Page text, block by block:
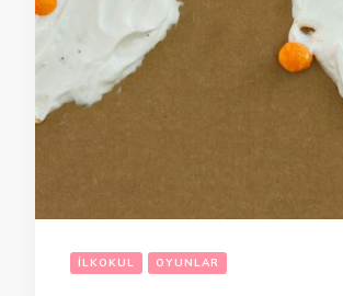
İLKOKUL OYUNLAR